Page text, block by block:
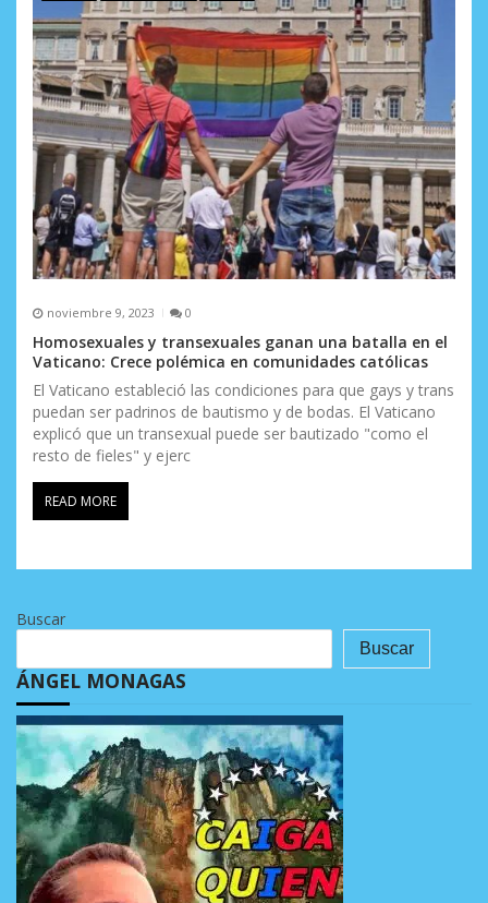
noviembre 9, 2023 0
Homosexuales y transexuales ganan una batalla en el
Vaticano: Crece polémica en comunidades católicas
El Vaticano estableció las condiciones para que gays y trans
puedan ser padrinos de bautismo y de bodas. El Vaticano
explicó que un transexual puede ser bautizado "como el
resto de fieles" y ejerc
READ MORE
Buscar
Buscar
ÁNGEL MONAGAS